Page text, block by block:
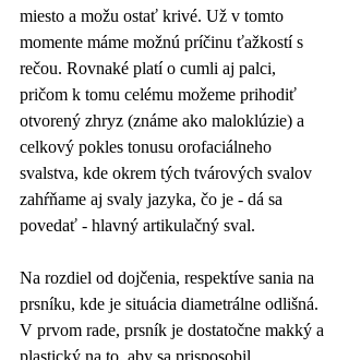
miesto a možu ostať krivé. Už v tomto
momente máme možnú príčinu ťažkostí s
rečou. Rovnaké platí o cumli aj palci,
pričom k tomu celému možeme prihodiť
otvorený zhryz (známe ako maloklúzie) a
celkový pokles tonusu orofaciálneho
svalstva, kde okrem tých tvárových svalov
zahŕňame aj svaly jazyka, čo je - dá sa
povedať - hlavný artikulačný sval.
Na rozdiel od dojčenia, respektíve sania na
prsníku, kde je situácia diametrálne odlišná.
V prvom rade, prsník je dostatočne makký a
plastický na to, aby sa prisposobil